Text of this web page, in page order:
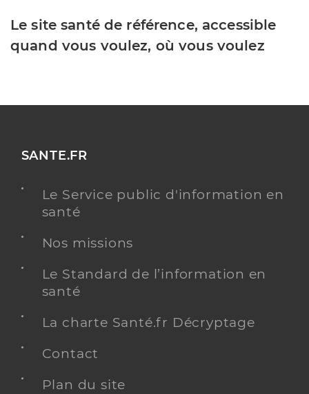
Le site santé de référence, accessible
quand vous voulez, où vous voulez
SANTE.FR
Le Service public d'information en
santé
Nos missions
Le Standard de l’information en
santé
La charte Santé.fr Décryptage
Contact
Plan du site